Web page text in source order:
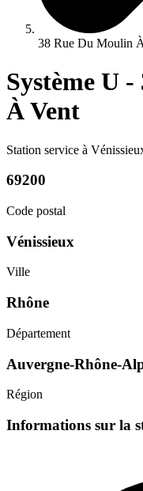
38 Rue Du Moulin
Système U
À Vent
Station service à
69200
Code postal
Vénissieux
Ville
Rhône
Département
Auvergne-Rhône-
Région
Informations sur la